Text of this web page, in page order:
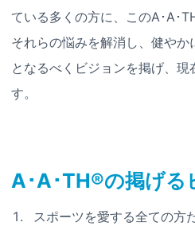
ている多くの方に、このA･A･
それらの悩みを解消し、健や
となるべくビジョンを掲げ、現
す。
A･A･TH®の掲げる
スポーツを愛する全ての方